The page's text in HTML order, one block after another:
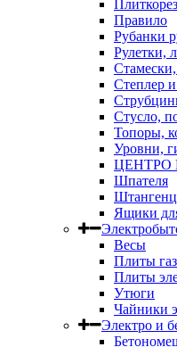
Правило
Рубанки
Рулетки,
Степлер
Стусло,
Топоры,
Уровни,
ЦЕНТРО
Шпателя
Ящики
Весы
Плиты
Плиты
Утюги
Чайники
Электро и